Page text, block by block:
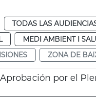
TODAS LAS
MEDI AMBIENT I
ZONA DE
por el